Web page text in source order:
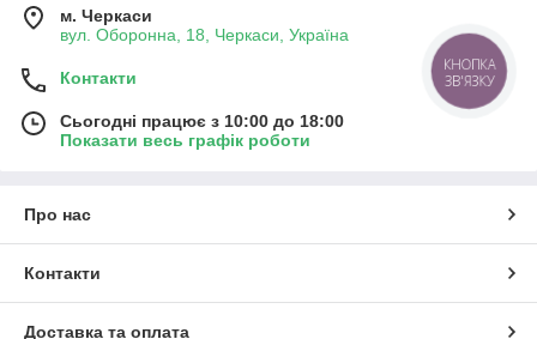
м. Черкаси
вул. Оборонна, 18, Черкаси, Україна
Контакти
Сьогодні працює з 10:00 до 18:00
Показати весь графік роботи
Про нас
Контакти
Доставка та оплата
КНОПКА
ЗВ'ЯЗКУ